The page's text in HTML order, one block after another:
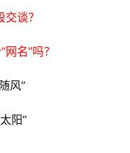
谈？
名”吗？
风”
阳”